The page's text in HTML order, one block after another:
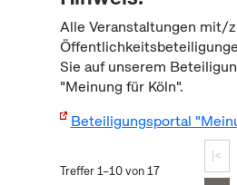
Alle Veranstaltungen mit/
Sie auf unserem
"Meinung für Köln".
Beteiligungsportal
Treffer 1–10 von 17
|<